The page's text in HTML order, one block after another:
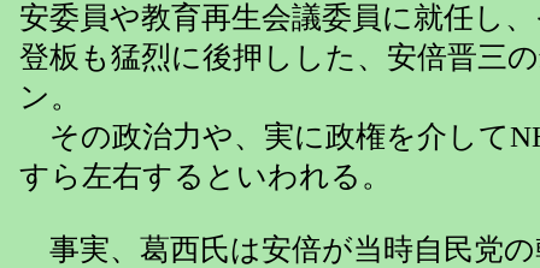
安委員や教育再生会議委員に就任し
登板も猛烈に後押しした、安倍晋三
ン。
その政治力や、実に政権を介して
すら左右するといわれる。
事実、葛西氏は安倍が当時自民党